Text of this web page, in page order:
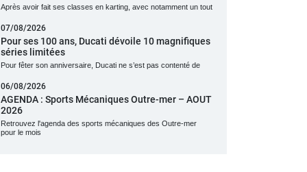
Après avoir fait ses classes en karting, avec notamment un tout
07/08/2026
Pour ses 100 ans, Ducati dévoile 10 magnifiques
séries limitées
Pour fêter son anniversaire, Ducati ne s’est pas contenté de
06/08/2026
AGENDA : Sports Mécaniques Outre-mer – AOUT
2026
Retrouvez l'agenda des sports mécaniques des Outre-mer
pour le mois